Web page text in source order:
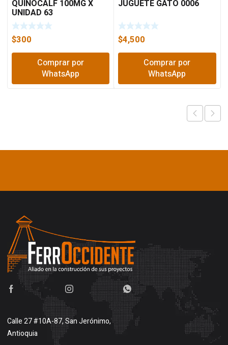
QUINOCALF 100MG X
UNIDAD 63
$300
Comprar por
WhatsApp
JUGUETE GATO 0006
$4,500
Comprar por
WhatsApp
Calle 27 #10A-87, San Jerónimo,
Antioquia